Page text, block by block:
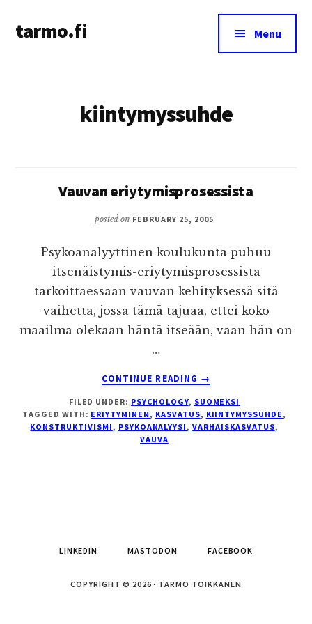
main
menu
tarmo.fi Menu
kiintymyssuhde
Vauvan eriytymisprosessista
posted on FEBRUARY 25, 2005
Psykoanalyyttinen koulukunta puhuu
itsenäistymis-eriytymisprosessista
tarkoittaessaan vauvan kehityksessä sitä
vaihetta, jossa tämä tajuaa, ettei koko
maailma olekaan häntä itseään, vaan hän on
…
CONTINUE READING
ABOUT
→
FILED UNDER: PSYCHOLOGY, SUOMEKSI
TAGGED WITH: ERIYTYMINEN , KASVATUS, KIINTYMYSSUHDE ,
KONSTRUKTIVISMI , PSYKOANALYYSI ,VARHAISKASVATUS,
VAUVA
LINKEDIN MASTODON FACEBOOK
COPYRIGHT © 2026 · TARMO TOIKKANEN